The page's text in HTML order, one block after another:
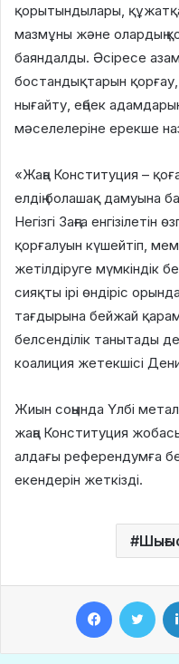
қорытындылары, құжатқа
мазмұны және олардың
баяндалды. Әсіресе
бостандықтарын қорғау,
нығайту, еңбек
мәселелеріне ерекше
«Жаңа Конституция –
елдің болашақ дамуына
Негізгі Заңға
қорғалуын күшейтіп,
жетілдіруге мүмкіндік
сияқты ірі өндіріс
тағдырына бейжай
белсенділік танытады
коалиция жетекшісі
Жиын соңында Үлбі
жаңа Конституция
алдағы референдумға
екендерін жеткізді.